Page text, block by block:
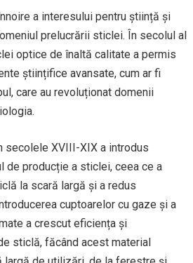
a interesului pentru știință și
prelucrării sticlei. În secolul al
optice de înaltă calitate a permis
științifice avansate, cum ar fi
care au revoluționat domenii
secolele XVIII-XIX a introdus
de producție a sticlei, ceea ce a
la scară largă și a redus
cuptoarelor cu gaze și a
a crescut eficiența și
sticlă, făcând acest material